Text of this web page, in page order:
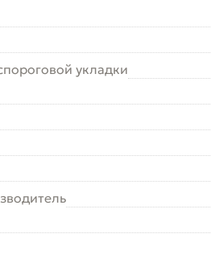
укладки